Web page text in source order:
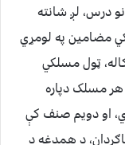
درس، لږ شانته
مضامین په لومړي
کې شروع کیږي. یعنې، شاګردان پوره ۳ کاله، ټول مسلکي
مسلک دپاره
او دویم صنف کې
د همدغه د